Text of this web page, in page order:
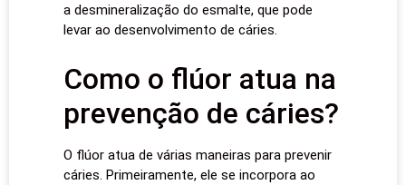
a desmineralização do esmalte, que pode
levar ao desenvolvimento de cáries.
Como o flúor atua na
prevenção de cáries?
O flúor atua de várias maneiras para prevenir
cáries. Primeiramente, ele se incorpora ao